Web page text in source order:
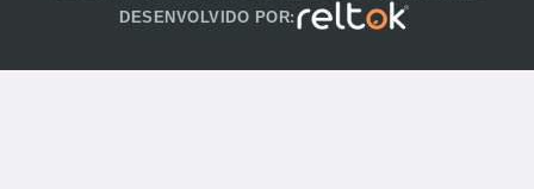
DESENVOLVIDO POR: